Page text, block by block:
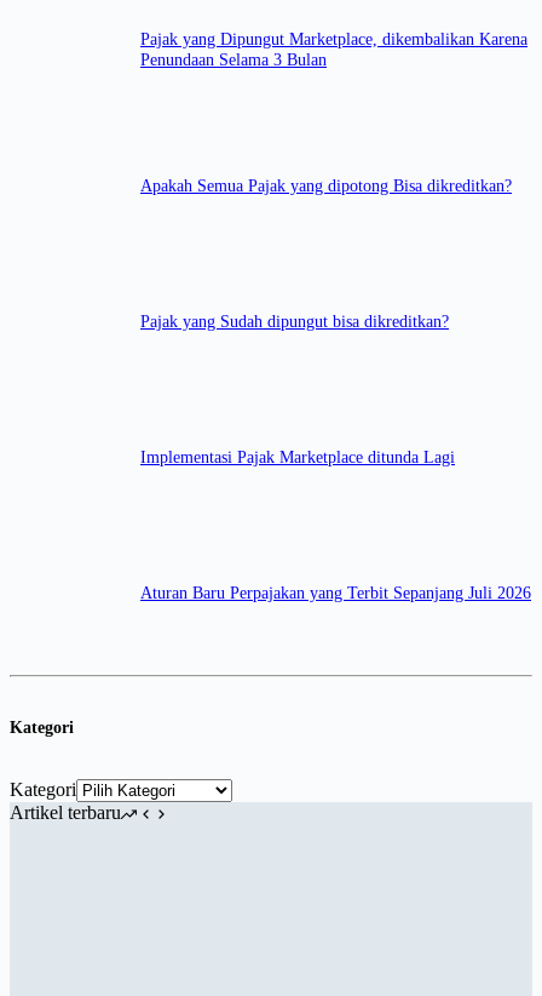
Pajak yang Dipungut Marketplace, dikembalikan Karena
Penundaan Selama 3 Bulan
Apakah Semua Pajak yang dipotong Bisa dikreditkan?
Pajak yang Sudah dipungut bisa dikreditkan?
Implementasi Pajak Marketplace ditunda Lagi
Aturan Baru Perpajakan yang Terbit Sepanjang Juli 2026
Kategori
Kategori
Artikel terbaru